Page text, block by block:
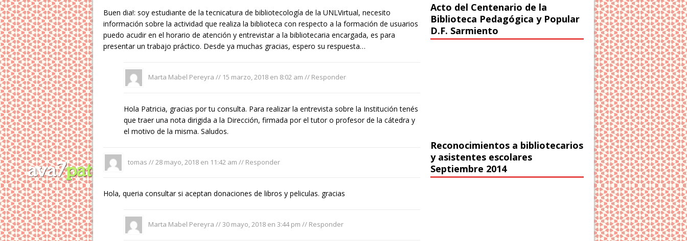
Buen dia!: soy estudiante de la tecnicatura de bibliotecología de la UNLVirtual, necesito
información sobre la actividad que realiza la biblioteca con respecto a la formación de usuarios
puedo acudir en el horario de atención y entrevistar a la bibliotecaria encargada, es para
presentar un trabajo práctico. Desde ya muchas gracias, espero su respuesta…
Marta Mabel Pereyra // 15 marzo, 2018 en 8:02 am // Responder
Hola Patricia, gracias por tu consulta. Para realizar la entrevista sobre la Institución tenés
que traer una nota dirigida a la Dirección, firmada por el tutor o profesor de la cátedra y
el motivo de la misma. Saludos.
tomas // 28 mayo, 2018 en 11:42 am // Responder
Hola, queria consultar si aceptan donaciones de libros y peliculas. gracias
Marta Mabel Pereyra //30 mayo, 2018 en 3:44 pm // Responder
Acto del Centenario de la
Biblioteca Pedagógica y Popular
D.F. Sarmiento
Reconocimientos a bibliotecarios
y asistentes escolares
Septiembre 2014